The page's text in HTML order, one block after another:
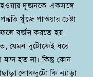
হওয়ায় দুজনকে একসঙ্গে
খুঁজে পাওয়ার চেষ্টা
বর্জন করতে হয়।
যেমন দুটোকেই ধরে
মন্দ হত না। কিন্তু কোন
লোকদুটো কি ন্যাড়া